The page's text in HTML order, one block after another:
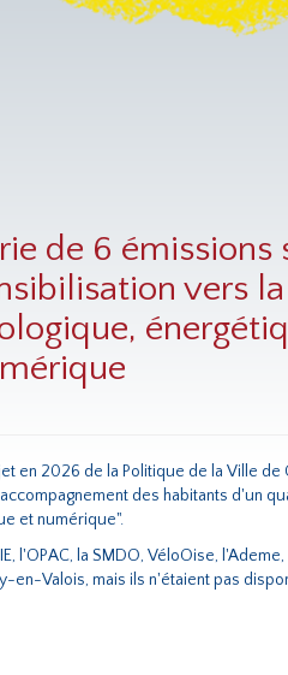
de 6 émissions
vers
en 2026 de la Politique de la Ville
des habitants d'un
et numérique".
l'OPAC, la SMDO, VéloOise,
en-Valois, mais ils n'étaient pas